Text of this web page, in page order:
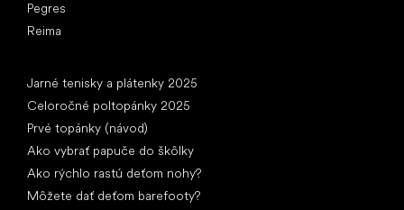
Pegres
Reima
Jarné tenisky a plátenky 2025
Celoročné poltopánky 2025
Prvé topánky (návod)
Ako vybrať papuče do škôlky
Ako rýchlo rastú deťom nohy?
Môžete dať deťom barefooty?